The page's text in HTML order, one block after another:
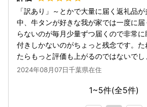
「訳あり」～とかで大量に届く返礼品
中、牛タンが好きな我が家では一度に届
らないのが毎月少量ずつ届くので非常
付きしかないのがちょっと残念です。た
たらもっと評価も上がるのではないでし
2024年08月07日千葉県在住
1~5件(全5件)